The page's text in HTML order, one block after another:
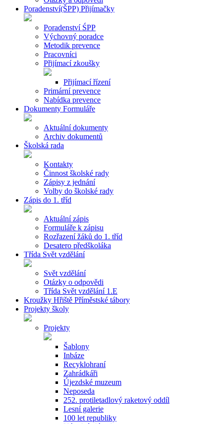
Poradenství(ŠPP) Přijímačky
Poradenství ŚPP
Výchovný poradce
Metodik prevence
Pracovníci
Přijímací zkoušky
Přijímací řízení
Primární prevence
Nabídka prevence
Dokumenty Formuláře
Aktuální dokumenty
Archiv dokumentů
Školská rada
Kontakty
Činnost školské rady
Zápisy z jednání
Volby do školské rady
Zápis do 1. tříd
Aktuální zápis
Formuláře k zápisu
Rozřazení žáků do 1. tříd
Desatero předškoláka
Třída Svět vzdělání
Svět vzdělání
Otázky o odpovědi
Třída Svět vzdělání 1.E
Kroužky Hřiště Příměstské tábory
Projekty školy
Projekty
Šablony
Inbáze
Recyklohraní
Zahrádkáři
Újezdské muzeum
Neposeda
252. protiletadlový raketový oddíl
Lesní galerie
100 let republiky